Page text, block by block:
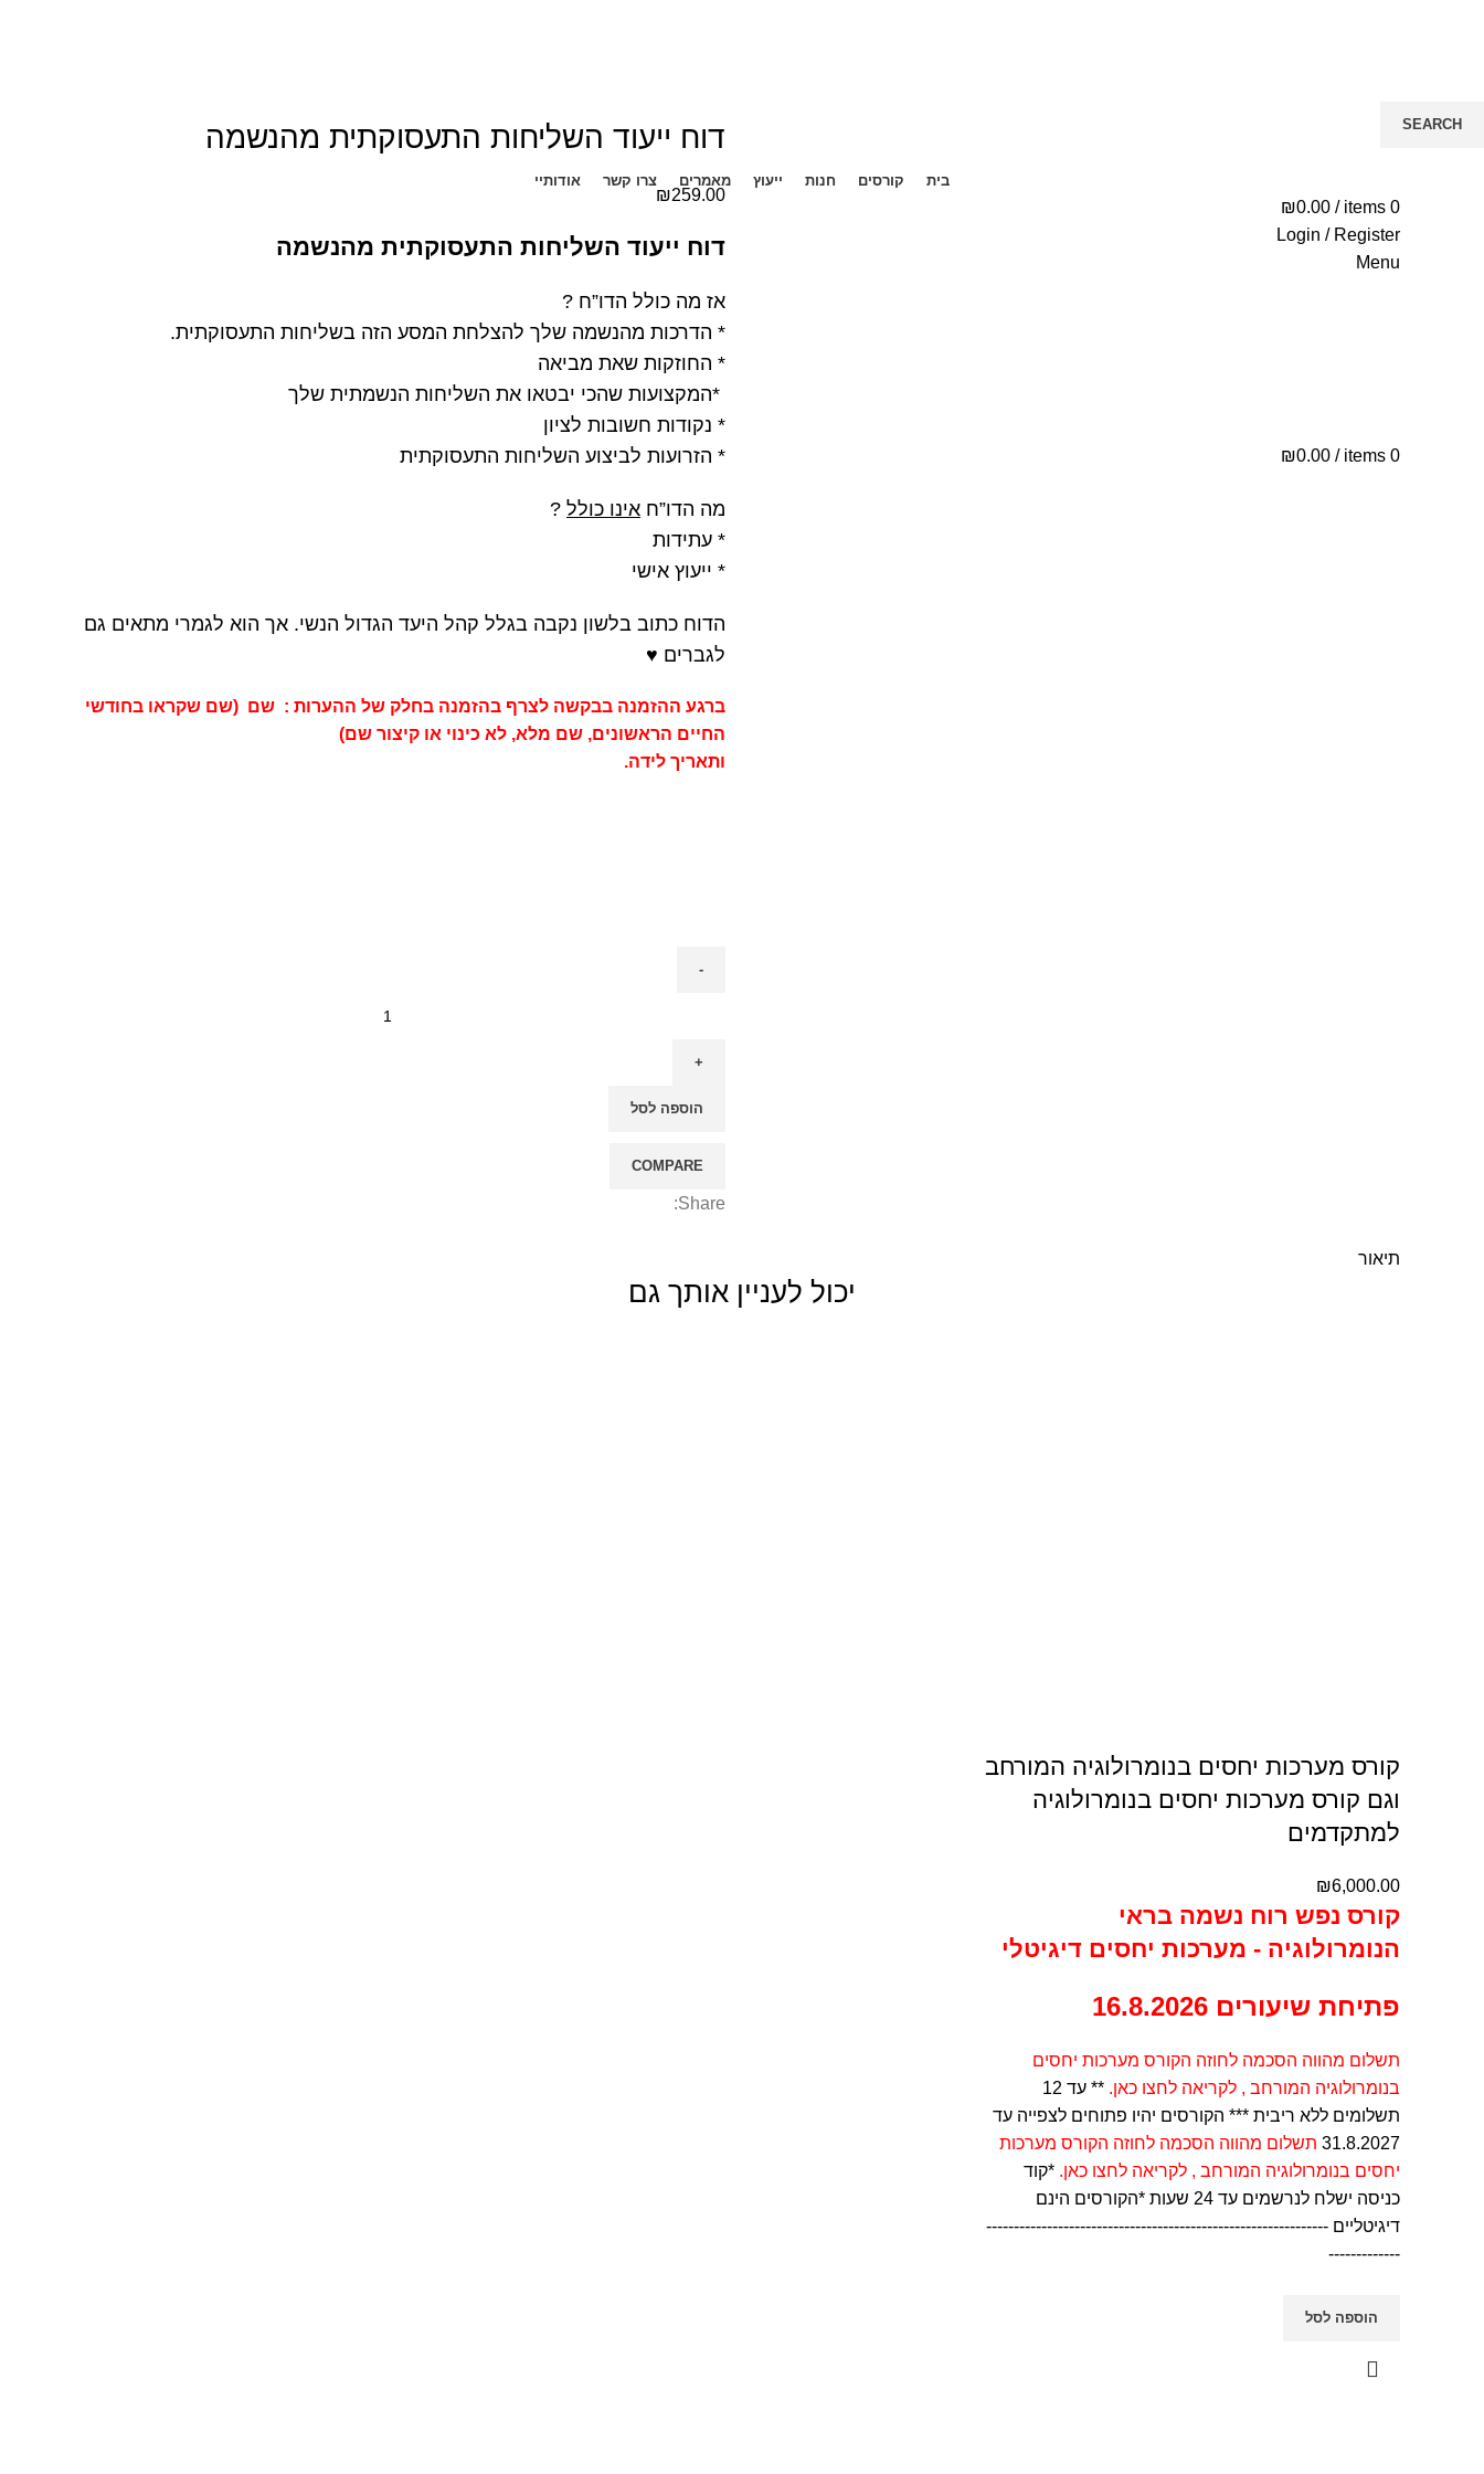
בית קורסים חנות ייעוץ מאמרים צרו קשר אודותיי
0
items
/
₪0.00
Login / Register
Menu
0
items
/
₪0.00
דוח ייעוד השליחות התעסוקתית מהנשמה
₪259.00
דוח ייעוד השליחות התעסוקתית מהנשמה
אז מה כולל הדו”ח ?
* הדרכות מהנשמה שלך להצלחת המסע הזה בשליחות התעסוקתית.
* החוזקות שאת מביאה
*המקצועות שהכי יבטאו את השליחות הנשמתית שלך
* נקודות חשובות לציון
* הזרועות לביצוע השליחות התעסוקתית
מה הדו”ח אינו כולל ?
* עתידות
* ייעוץ אישי
הדוח כתוב בלשון נקבה בגלל קהל היעד הגדול הנשי. אך הוא לגמרי מתאים גם
לגברים ♥
ברגע ההזמנה בבקשה לצרף בהזמנה בחלק של ההערות : שם (שם שקראו בחודשי
החיים הראשונים, שם מלא, לא כינוי או קיצור שם)
ותאריך לידה.
דוח
השליחות
מהנשמה
הוספה לסל
COMPARE
Share:
תיאור
יכול לעניין אותך גם
קורס מערכות יחסים בנומרולוגיה המורחב
וגם קורס מערכות יחסים בנומרולוגיה
למתקדמים
₪6,000.00
קורס נפש רוח נשמה בראי
הנומרולוגיה - מערכות יחסים דיגיטלי
פתיחת שיעורים 16.8.2026
תשלום מהווה הסכמה לחוזה הקורס מערכות יחסים
בנומרולוגיה המורחב , לקריאה לחצו כאן.
** עד 12
תשלומים ללא ריבית *** הקורסים יהיו פתוחים לצפייה עד
31.8.2027 תשלום מהווה הסכמה לחוזה הקורס מערכות
יחסים בנומרולוגיה המורחב , לקריאה לחצו כאן. *קוד
כניסה ישלח לנרשמים עד 24 שעות *הקורסים הינם
דיגיטליים --------------------------------------------------------------
-------------
הוספה לסל
SEARCH